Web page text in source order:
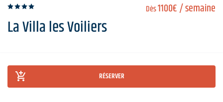
Dès1100€/ semaine
La Villa les Voiliers
RÉSERVER